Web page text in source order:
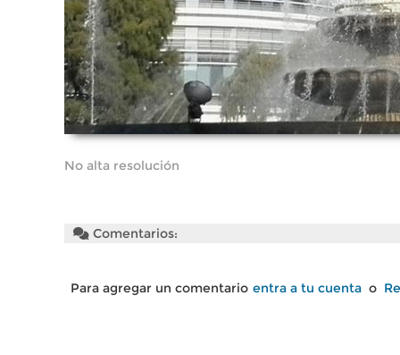
No alta resolución
Comentarios:
Para agregar un comentario entra a tu cuenta o